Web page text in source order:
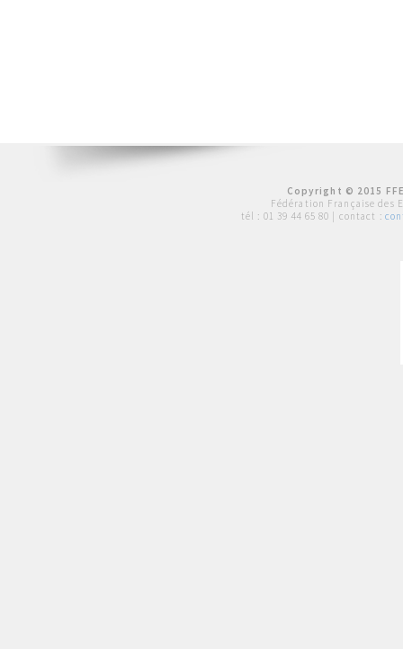
Copyright © 2015
Fédération Française des
tél : 01 39 44 65 80 | contact :